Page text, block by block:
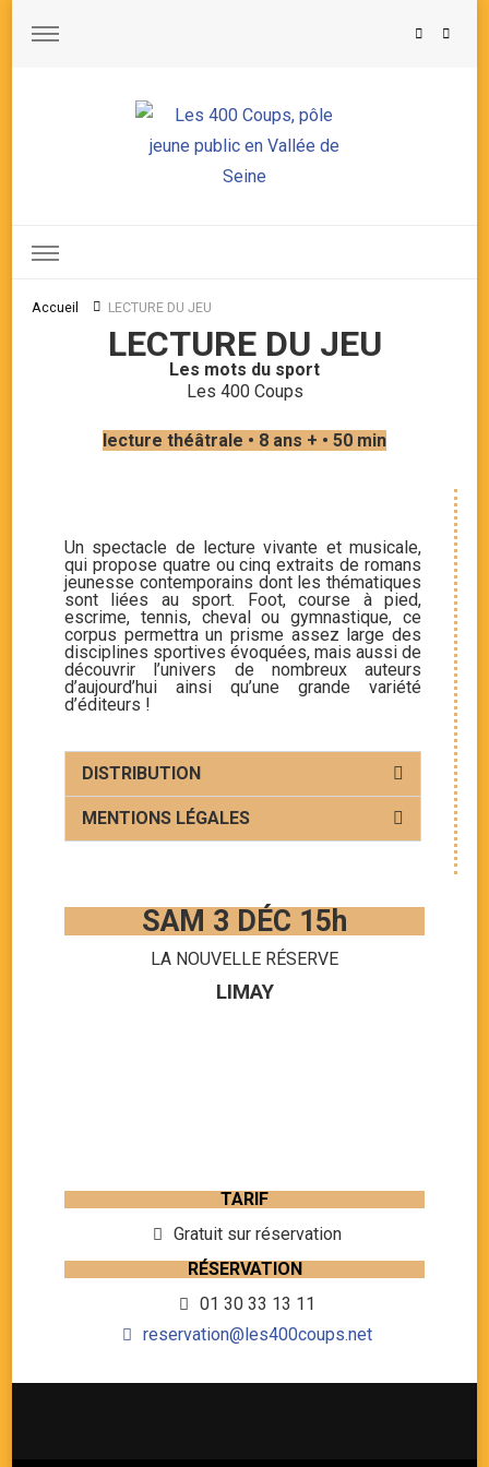
Accueil LECTURE DU JEU
LECTURE DU JEU
Les mots du sport
Les 400 Coups
lecture théâtrale • 8 ans + • 50 min
Un spectacle de lecture vivante et musicale,
qui propose quatre ou cinq extraits de romans
jeunesse contemporains dont les thématiques
sont liées au sport. Foot, course à pied,
escrime, tennis, cheval ou gymnastique, ce
corpus permettra un prisme assez large des
disciplines sportives évoquées, mais aussi de
découvrir l’univers de nombreux auteurs
d’aujourd’hui ainsi qu’une grande variété
d’éditeurs !
DISTRIBUTION
MENTIONS LÉGALES
SAM 3 DÉC 15h
LA NOUVELLE RÉSERVE
LIMAY
TARIF
Gratuit sur réservation
RÉSERVATION
01 30 33 13 11
reservation@les400coups.net